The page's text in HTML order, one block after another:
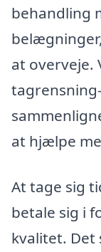
behandling
at overveje.
at hjælpe
At tage sig
betale sig i
kvalitet. Det